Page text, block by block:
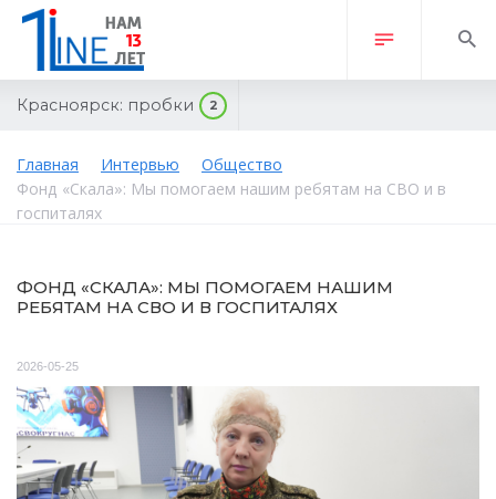
Красноярск: пробки 2
Главная Интервью
Общество
Фонд «Скала»: Мы помогаем нашим ребятам на СВО и в
госпиталях
ФОНД «СКАЛА»: МЫ ПОМОГАЕМ НАШИМ
РЕБЯТАМ НА СВО И В ГОСПИТАЛЯХ
2026-05-25